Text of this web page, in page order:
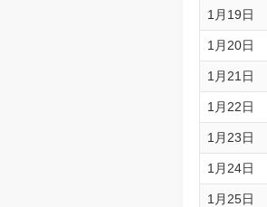
1月19日
1月20日
1月21日
1月22日
1月23日
1月24日
1月25日